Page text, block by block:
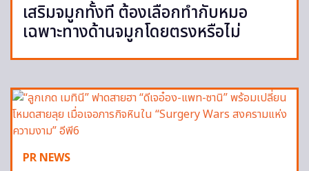
เสริมจมูกทั้งที ต้องเลือกทำกับหมอ
เฉพาะทางด้านจมูกโดยตรงหรือไม่
PR NEWS